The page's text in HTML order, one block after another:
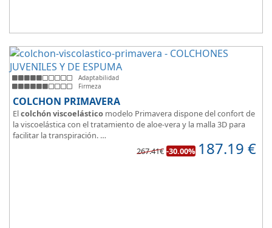
Adaptabilidad
Firmeza
COLCHON PRIMAVERA
Elcolchón viscoelástico modelo Primavera dispone del confort de
la viscoelástica con el tratamiento de aloe-vera y la malla 3D para
facilitar la transpiración.
Según medida del colchón estamos hablando tanto de un colchón
267.41€ -30.00% 187.19 €